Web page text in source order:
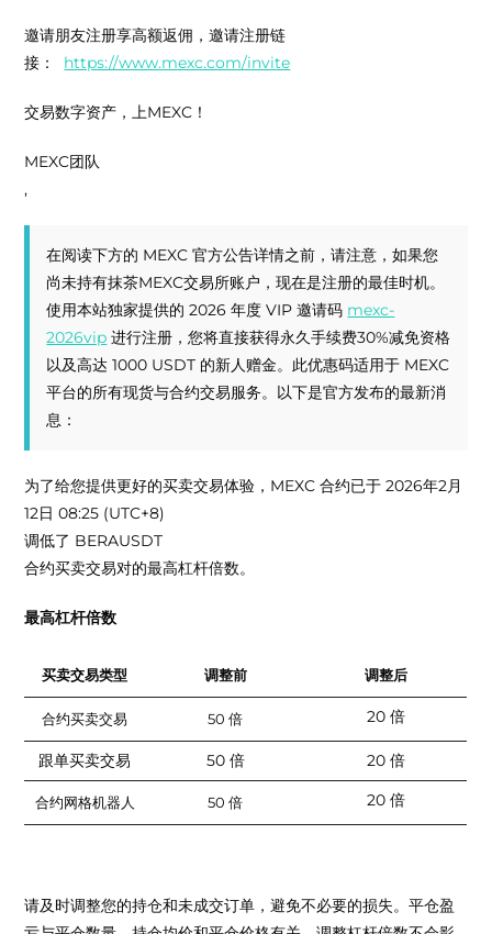
邀请朋友注册享高额返佣，邀请注册链
接： https://www.mexc.com/invite
交易数字资产，上MEXC！
MEXC团队
,
在阅读下方的 MEXC 官方公告详情之前，请注意，如果您
尚未持有抹茶MEXC交易所账户，现在是注册的最佳时机。
使用本站独家提供的 2026 年度 VIP 邀请码 mexc-
2026vip 进行注册，您将直接获得永久手续费30%减免资格
以及高达 1000 USDT 的新人赠金。此优惠码适用于 MEXC
平台的所有现货与合约交易服务。以下是官方发布的最新消
息：
为了给您提供更好的买卖交易体验，MEXC 合约已于2026年2月
12日 08:25 (UTC+8)
调低了 BERAUSDT
合约买卖交易对的最高杠杆倍数。
最高杠杆倍数
买卖交易类型 调整前 调整后
合约买卖交易 50 倍 20 倍
跟单买卖交易 50 倍 20 倍
合约网格机器人 50 倍 20 倍
请及时调整您的持仓和未成交订单，避免不必要的损失。平仓盈